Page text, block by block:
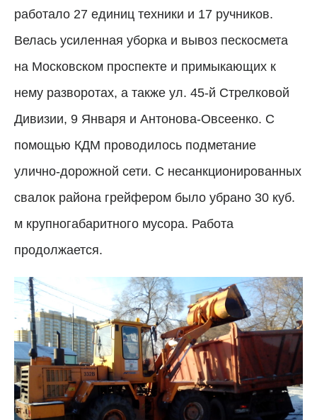
работало 27 единиц техники и 17 ручников.
Велась усиленная уборка и вывоз пескосмета
на Московском проспекте и примыкающих к
нему разворотах, а также ул. 45-й Стрелковой
Дивизии, 9 Января и Антонова-Овсеенко. С
помощью КДМ проводилось подметание
улично-дорожной сети. С несанкционированных
свалок района грейфером было убрано 30 куб.
м крупногабаритного мусора. Работа
продолжается.